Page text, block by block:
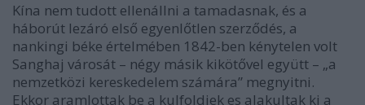
Kína nem tudott ellenállni a tamadasnak, és a
háborút lezáró első egyenlőtlen szerződés, a
nankingi béke értelmében 1842-ben kénytelen volt
Sanghaj városát – négy másik kikötővel együtt – „a
nemzetközi kereskedelem számára” megnyitni.
Ekkor aramlottak be a kulfoldiek es alakultak ki a